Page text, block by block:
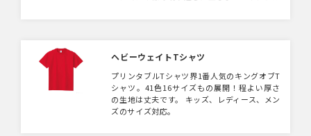
ヘビーウェイトTシャツ
プリンタブルTシャツ界1番人気のキングオブT
シャツ。41色16サイズもの展開！程よい厚さ
の生地は丈夫です。 キッズ、レディース、メン
ズのサイズ対応。